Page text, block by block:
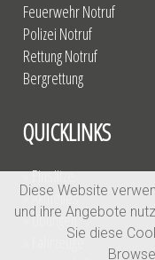
Feuerwehr Notruf
Polizei Notruf
Rettung Notruf
Bergrettung
QUICKLINKS
» Einsätze
» Aktuelles
» Übungen
» Fahrzeuge
Diese Website
und ihre Angebote
Sie diese